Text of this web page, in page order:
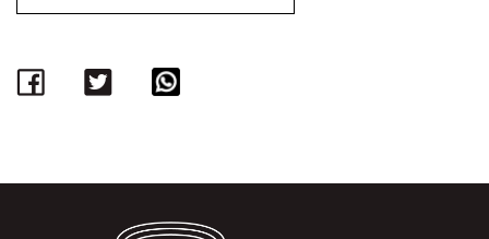
Facebook
Twitter